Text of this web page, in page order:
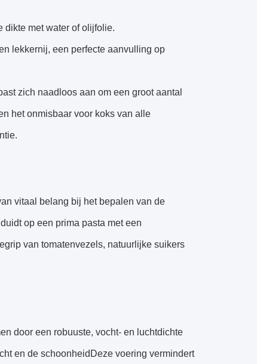
dikte met water of olijfolie.
lekkernij, een perfecte aanvulling op
zich naadloos aan om een groot aantal
het onmisbaar voor koks van alle
vitaal belang bij het bepalen van de
op een prima pasta met een
van tomatenvezels, natuurlijke suikers
door een robuuste, vocht- en luchtdichte
en de schoonheidDeze voering vermindert